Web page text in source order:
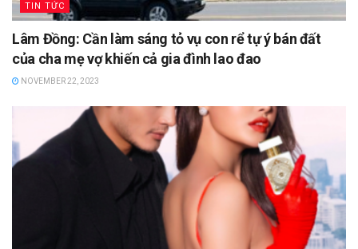
TIN TỨC
Lâm Đồng: Cần làm sáng tỏ vụ con rể tự ý bán đất
của cha mẹ vợ khiến cả gia đình lao đao
NOVEMBER 22, 2023